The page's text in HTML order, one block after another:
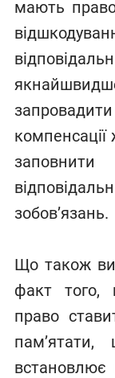
мають
зобов’язань.
Що також
факт того,
право
встановлює